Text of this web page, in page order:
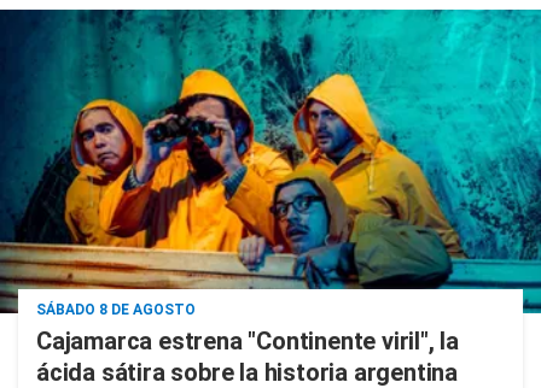
SÁBADO 8 DE AGOSTO
Cajamarca estrena "Continente viril", la
ácida sátira sobre la historia argentina